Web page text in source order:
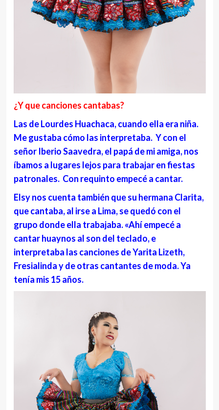
¿Y que canciones cantabas?
Las de Lourdes Huachaca, cuando ella era niña.
Me gustaba cómo las interpretaba. Y con el
señor Iberio Saavedra, el papá de mi amiga, nos
íbamos a lugares lejos para trabajar en fiestas
patronales. Con requinto empecé a cantar.
Elsy nos cuenta también que su hermana Clarita,
que cantaba, al irse a Lima, se quedó con el
grupo donde ella trabajaba. «Ahí empecé a
cantar huaynos al son del teclado, e
interpretaba las canciones de Yarita Lizeth,
Fresialinda y de otras cantantes de moda. Ya
tenía mis 15 años.